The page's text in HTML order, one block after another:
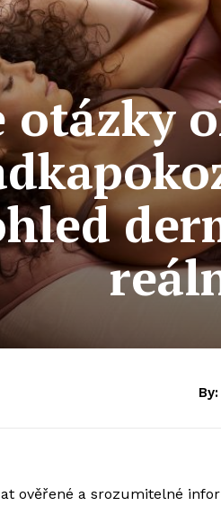
otázky
By:
ověřené a srozumitelné